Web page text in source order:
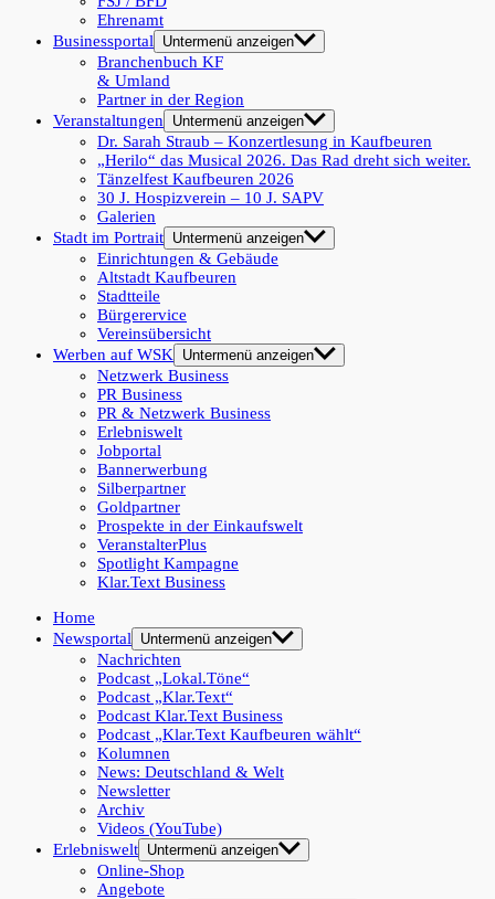
Ehrenamt
Businessportal
Untermenü anzeigen
Branchenbuch KF
& Umland
Partner in der Region
Veranstaltungen
Untermenü anzeigen
Dr. Sarah Straub – Konzertlesung in Kaufbeuren
„Herilo“ das Musical 2026. Das Rad dreht sich weiter.
Tänzelfest Kaufbeuren 2026
30 J. Hospizverein – 10 J. SAPV
Galerien
Stadt im Portrait Untermenü anzeigen
Einrichtungen & Gebäude
Altstadt Kaufbeuren
Stadtteile
Bürgerervice
Vereinsübersicht
Werben auf WSK
Untermenü anzeigen
Netzwerk Business
PR Business
PR & Netzwerk Business
Erlebniswelt
Jobportal
Bannerwerbung
Silberpartner
Goldpartner
Prospekte in der Einkaufswelt
VeranstalterPlus
Spotlight Kampagne
Klar.Text Business
Home
Newsportal
Untermenü anzeigen
Nachrichten
Podcast „Lokal.Töne“
Podcast „Klar.Text“
Podcast Klar.Text Business
Podcast „Klar.Text Kaufbeuren wählt“
Kolumnen
News: Deutschland & Welt
Newsletter
Archiv
Videos (YouTube)
Erlebniswelt Untermenü anzeigen
Online-Shop
Angebote